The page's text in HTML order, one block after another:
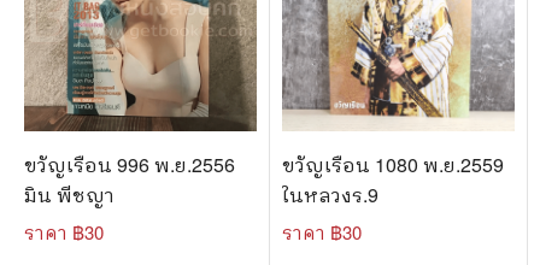
ขวัญเรือน 996 พ.ย.2556
มิน พีชญา
ราคา ฿30
ขวัญเรือน 1080 พ.ย.2559
ในหลวงร.9
ราคา ฿30